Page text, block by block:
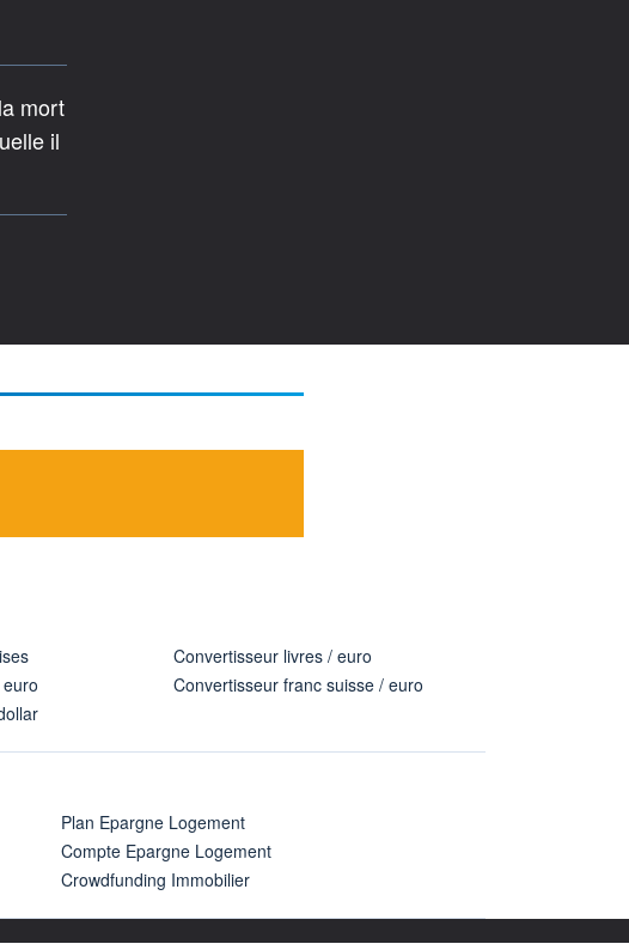
mort
il
Convertisseur livres / euro
Convertisseur franc suisse / euro
Plan Epargne Logement
Compte Epargne Logement
Crowdfunding Immobilier